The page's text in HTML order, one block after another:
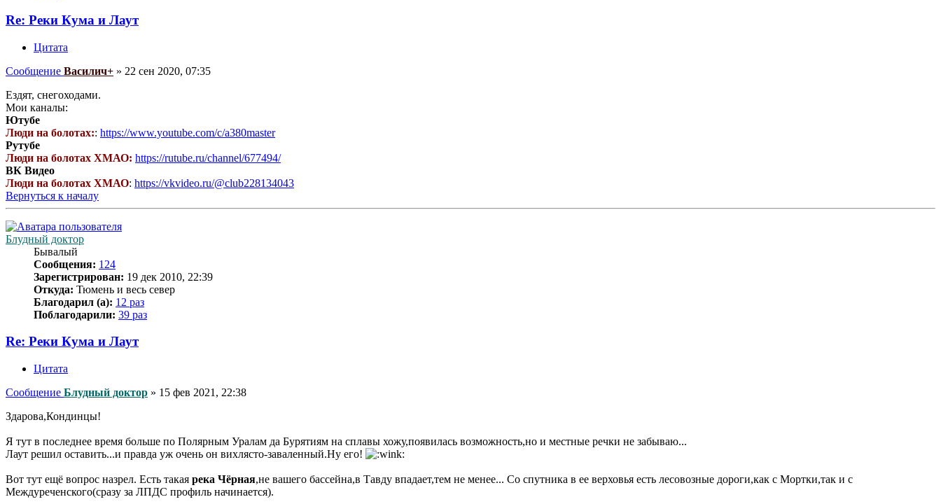
Re: Реки Кума и Лаут
Цитата
Сообщение Василич+ » 22 сен 2020, 07:35
Ездят, снегоходами.
Мои каналы:
Ютубе
Люди на болотах:: https://www.youtube.com/c/a380master
Рутубе
Люди на болотах ХМАО: https://rutube.ru/channel/677494/
ВК Видео
Люди на болотах ХМАО: https://vkvideo.ru/@club228134043
Вернуться к началу
Блудный доктор
Бывалый
Сообщения: 124
Зарегистрирован: 19 дек 2010, 22:39
Откуда: Тюмень и весь север
Благодарил (а): 12 раз
Поблагодарили: 39 раз
Re: Реки Кума и Лаут
Цитата
Сообщение Блудный доктор » 15 фев 2021, 22:38
Здарова,Кондинцы!
Я тут в последнее время больше по Полярным Уралам да Бурятиям на сплавы хожу,появилась возможность,но и местные речки не забываю...
Лаут решил оставить...и правда уж очень он вихлясто-заваленный.Ну его!
Вот тут ещё вопрос назрел. Есть такая река Чёрная,не вашего бассейна,в Тавду впадает,тем не менее... Со спутника в ее верховья есть лесовозные дороги,как с Мортки,так и с
Междуреченского(сразу за ЛПДС профиль начинается).